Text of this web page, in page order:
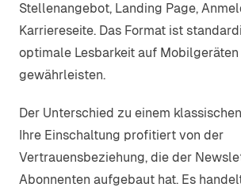
Stellenangebot, Landing Page,
Karriereseite. Das Format ist
optimale Lesbarkeit auf
gewährleisten.
Der Unterschied zu einem
Ihre Einschaltung profitiert von der
Vertrauensbeziehung, die der
Abonnenten aufgebaut hat. Es